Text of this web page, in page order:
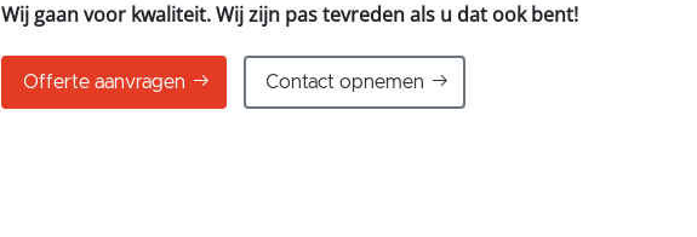
Wij gaan voor kwaliteit. Wij zijn pas tevreden als u dat ook bent!
Offerte aanvragen Contact opnemen